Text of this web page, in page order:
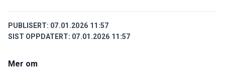
PUBLISERT: 07.01.2026 11:57
SIST OPPDATERT: 07.01.2026 11:57
Mer om